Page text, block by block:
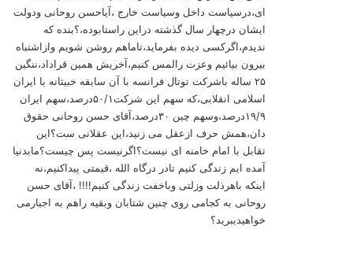
ای،درسیاست داخل وسیاست خارج ،آیاحسن روحانی ودولت
ایشان درچهار سال گذشته دراین راستابوده،؟بنده که
ندیدم،اگرکسی دیده بفرماید،تاماهم روشن شویم وازاشتباه
بیرون بیائیم وعزت رالمس کنیم،آخریش همین قراداد،ننگین
۲۵ ساله باشرکت توتال فرانسه با آن سابقه خبیثانه با ایران
اسلامی انقلابی،که سهم این شرکت۵۰/۱درصد،سهم ایران
۱۹/۹درصد،وسهم چین ۳۰درصد،آقای حسن روحانی حقوق
دان،همش حرف ازعقل می زنید،این عقلانی ست؟این
تقابل با امام خامنه ای نیست؟اگرنیست پس چیست؟مابدنیا
آمده ایم زندگی کنیم تادر درگاه الله ،قیمتی پیداکنیم،نه
اینکه باهرذلت وزلتی وباخفت زندگی کنیم!!!! ،آقای حسن
روحانی به کجامی روی چنین شتابان وبقیه راهم به اجبارمی
خواهیدببرید؟